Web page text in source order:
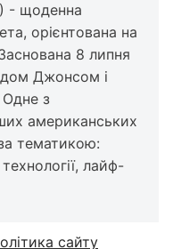
- щоденна
орієнтована на
8 липня
Джонсом і
з
американських
тематикою:
лайф-
сайту